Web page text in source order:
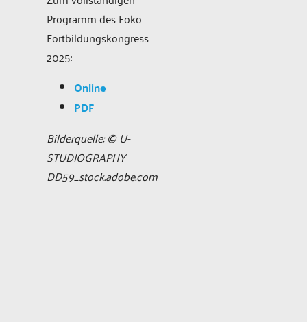
Programm des Foko
Fortbildungskongress
2025:
Online
PDF
Bilderquelle: © U-
STUDIOGRAPHY
DD59_stock.adobe.com